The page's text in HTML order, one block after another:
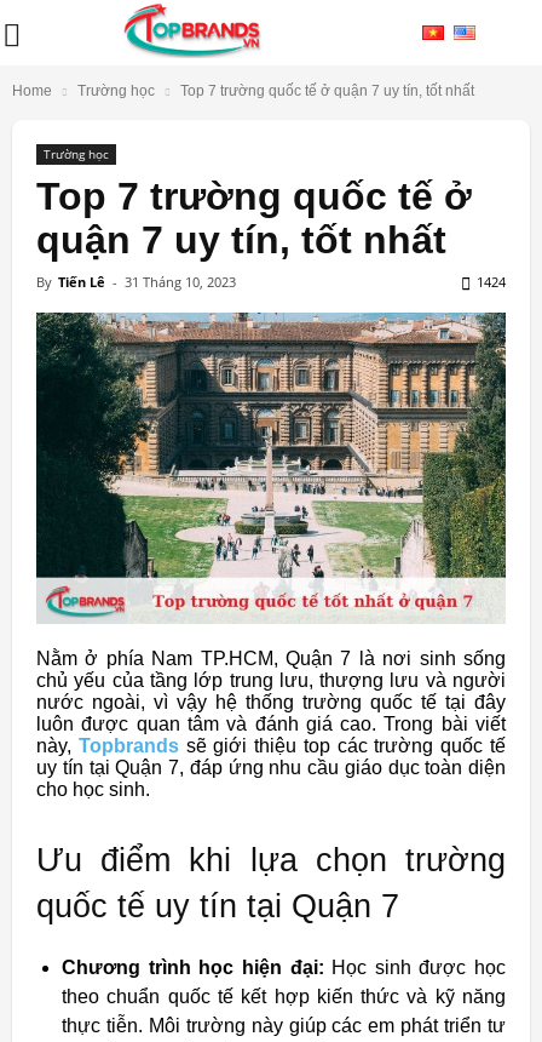
Home Trường học Top 7 trường quốc tế ở quận 7 uy tín, tốt nhất
Trường học
Top 7 trường quốc tế ở
quận 7 uy tín, tốt nhất
By Tiến Lê - 31 Tháng 10, 2023 1424
Nằm ở phía Nam TP.HCM, Quận 7 là nơi sinh sống
chủ yếu của tầng lớp trung lưu, thượng lưu và người
nước ngoài, vì vậy hệ thống trường quốc tế tại đây
luôn được quan tâm và đánh giá cao. Trong bài viết
này, Topbrandssẽ giới thiệu top các trường quốc tế
uy tín tại Quận 7, đáp ứng nhu cầu giáo dục toàn diện
cho học sinh.
Ưu điểm khi lựa chọn trường
quốc tế uy tín tại Quận 7
Chương trình học hiện đại: Học sinh được học
theo chuẩn quốc tế kết hợp kiến thức và kỹ năng
thực tiễn. Môi trường này giúp các em phát triển tư